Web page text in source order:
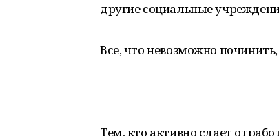
другие социальные
Все, что невозможно
Тем, кто активно сдает